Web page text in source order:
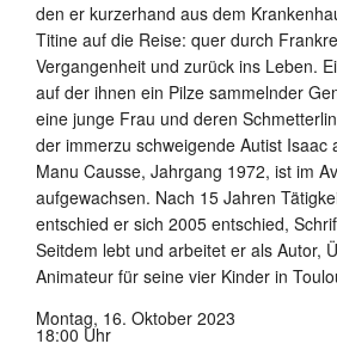
den er kurzerhand aus dem
Titine auf die Reise: quer durch
Vergangenheit und zurück ins Leben.
auf der ihnen ein Pilze sammelnder
eine junge Frau und deren
der immerzu schweigende Autist Isaac
Manu Causse, Jahrgang 1972, ist im
aufgewachsen. Nach 15 Jahren
entschied er sich 2005 entschied,
Seitdem lebt und arbeitet er als Autor,
Animateur für seine vier Kinder in
Montag, 16. Oktober 2023
18:00 Uhr